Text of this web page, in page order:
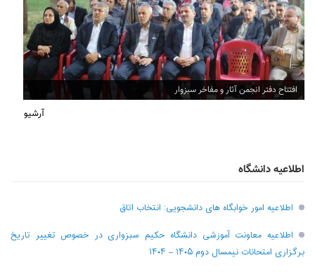
افتتاح دفتر انجمن آثار و مفاخر سبزوار
آرشیو
اطلاعیه دانشگاه
اطلاعیه امور خوابگاه های دانشجویی: انتخاب اتاق
اطلاعیه معاونت آموزشی دانشگاه حکیم سبزواری در خصوص تغییر تاریخ
برگزاری امتحانات نیمسال دوم ۱۴۰۵ – ۱۴۰۴